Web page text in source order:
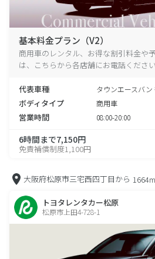
基本料金プラン（V2）
商用車のレンタル、お得な割引料金や
は、こちらから各店舗にお電話ください
代表車種 タウンエースバン
ボディタイプ 商用車
営業時間 08:00-20:00
6時間まで7,150円
免責補償制度1,100円
大阪府松原市三宅西四丁目から 1664m
トヨタレンタカー松原
松原市上田4-728-1